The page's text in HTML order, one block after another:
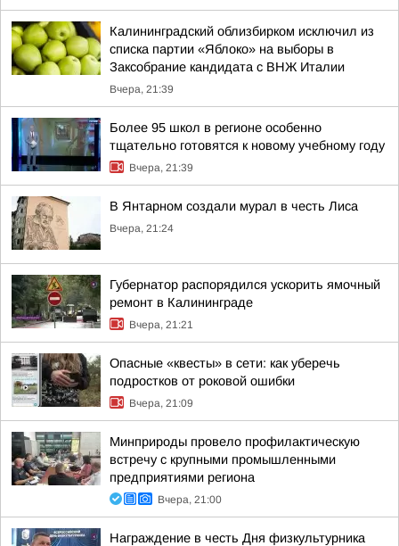
Калининградский облизбирком исключил из
списка партии «Яблоко» на выборы в
Заксобрание кандидата с ВНЖ Италии
Вчера, 21:39
Более 95 школ в регионе особенно
тщательно готовятся к новому учебному году
Вчера, 21:39
В Янтарном создали мурал в честь Лиса
Вчера, 21:24
Губернатор распорядился ускорить ямочный
ремонт в Калининграде
Вчера, 21:21
Опасные «квесты» в сети: как уберечь
подростков от роковой ошибки
Вчера, 21:09
Минприроды провело профилактическую
встречу с крупными промышленными
предприятиями региона
Вчера, 21:00
Награждение в честь Дня физкультурника